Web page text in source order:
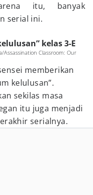
itu, banyak
serial ini.
kelas 3-E
Assassination Classroom: Our
memberikan
kelulusan”.
sekilas masa
itu juga menjadi
serialnya.